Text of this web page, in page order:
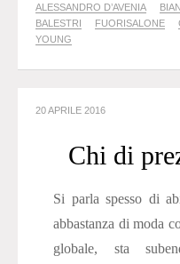
ALESSANDRO D’AVENIA
BALESTRI
FUORISALONE
YOUNG
20 APRILE 2016
Chi di
Si parla spesso di
abbastanza di moda
globale, sta